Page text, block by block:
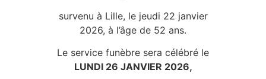
survenu à Lille, le jeudi 22 janvier
2026, à l’âge de 52 ans.
Le service funèbre sera célébré le
LUNDI 26 JANVIER 2026,